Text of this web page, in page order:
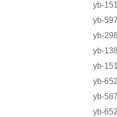
yb-
yb-
yb-
yb-
yb-
yb-
yb-
yb-